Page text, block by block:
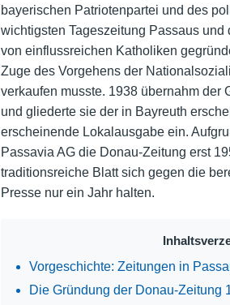
bayerischen Patriotenpartei und des
wichtigsten Tageszeitung Passaus
von einflussreichen Katholiken
Zuge des Vorgehens der
verkaufen musste. 1938 übernahm der
und gliederte sie der in Bayreuth
erscheinende Lokalausgabe ein.
Passavia AG die Donau-Zeitung erst
traditionsreiche Blatt sich gegen die
Presse nur ein Jahr halten.
Vorgeschichte: Zeitungen in
Die Gründung der Donau-Zeitung